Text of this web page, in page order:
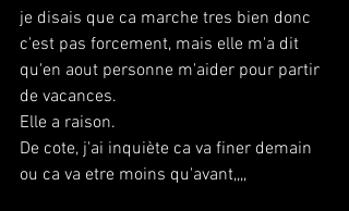
je disais que ca marche tres bien donc
c'est pas forcement, mais elle m'a dit
qu'en aout personne m'aider pour partir
de vacances.
Elle a raison.
De cote, j'ai inquiète ca va finer demain
ou ca va etre moins qu'avant,,,,